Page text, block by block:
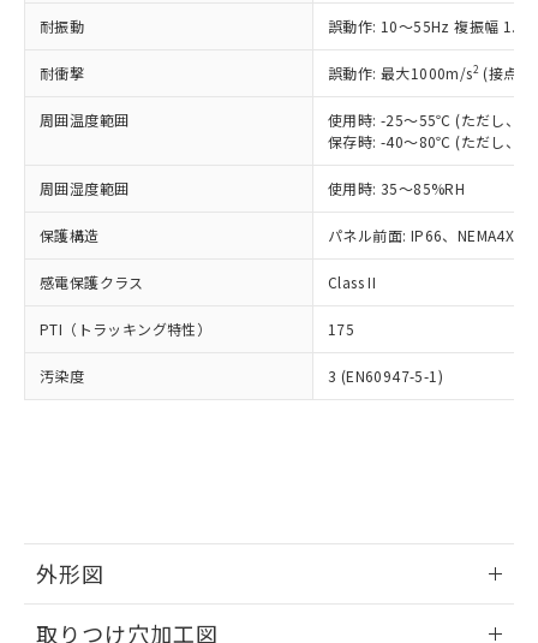
耐振動 誤動作: 10～55Hz 複振幅
耐衝撃 誤動作: 最大1000m/s2 (接点
周囲温度範囲
使用時: -25～55℃ (ただし、氷
保存時: -40～80℃ (ただし、氷
周囲湿度範囲 使用時: 35～85%RH
保護構造 パネル前面: IP66、NEMA4X,
感電保護クラス Class II
PTI（トラッキング特性） 175
汚染度 3 (EN60947-5-1)
外形図
取りつけ穴加工図
正式な納期状況および標準価格はお客
様のお取引先、またはお客様担当のオ
ムロン制御機器販売店・当社販売員に
オムロン制御機器販売店や当社販売拠
販売ネットワーク
」をご確認
在庫状況および標準価格結果を当社の
示しないようお願いします。
マイパーツ機能（部品リスト作成サー
ビス）をご利用いただくには、I-Web
メンバーズにご登録されている必要が
お客様が当ウェブサイト上で当社にご
登録された部品リストについて、当社
の共同利用に関して"
の「1.共同利
指します。
ルベンジル（BBP） 1000ppm以下、フタル酸ジブチル
（DBP） 1000ppm以下、フタル酸ジイソブチル
但し、RoHS指令で産業用監視および制御機器に対する
フタル酸エステル類の４物質については閾値を超える意
図的な使用がないことを確認しています。
部品在庫の切り替え状況などにより、予定
月が前後することがあります。
※3 非含有証明書ダウンロード
51物質の非含有証明書（当社基準）
※本証明書は発行日時点で非含有を証明す
るもので、過去に遡って非含有を証明する
DBP(フタル酸ジブチル) : 1000ppm、 DIBP(フタル酸ジ
イソブチル) : 1000ppm、 BBP(フタル酸ブチルベンジ
「ｅ」：有害物質（10物質）のすべてが基
準値以下であることを示します。
「10」：通常の使用状況下において有害物
質が外部に漏えいし、環境に深刻な影響を
及ぼさない年数を意味します。
「－」：未確認です。当社販売部門へお問
全に破砕するなど、違法に輸出されな
いよう必要な手段を講じます。
当社は貴社製品を、核兵器、ミサイ
ル、化学兵器、生物兵器またはその他
武器並びにこれらの製造装置等に一切
当社は、貴社製品を第三者に販売する
場合は、上記1、2および3の内容を当
該第三者に通知します。また当社は、
販売先および販売に係わる関係者が違
法に輸出するおそれがある場合は、取
－
在庫なし(最新の在庫状況につ
いては、お客様のお取引先、ま
たはお客様担当のオムロン制御
機器販売店・当社販売員にご確
空
受注生産機種、また在庫状況の
情報を公開していない機種